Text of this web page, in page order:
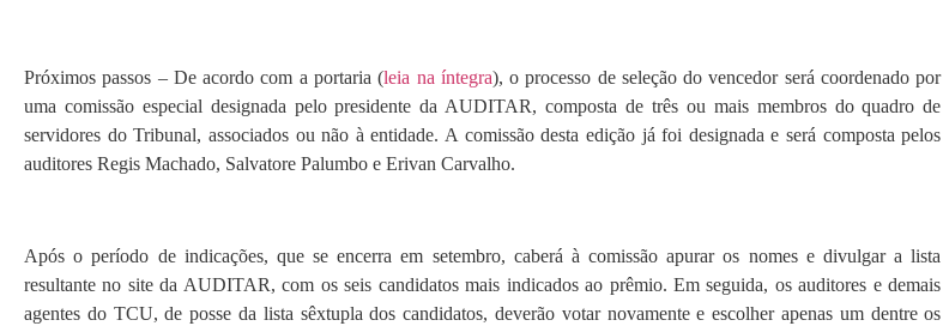
Próximos passos – De acordo com a portaria (leia na íntegra), o processo de seleção do vencedor será coordenado por
uma comissão especial designada pelo presidente da AUDITAR, composta de três ou mais membros do quadro de
servidores do Tribunal, associados ou não à entidade. A comissão desta edição já foi designada e será composta pelos
auditores Regis Machado, Salvatore Palumbo e Erivan Carvalho.
Após o período de indicações, que se encerra em setembro, caberá à comissão apurar os nomes e divulgar a lista
resultante no site da AUDITAR, com os seis candidatos mais indicados ao prêmio. Em seguida, os auditores e demais
agentes do TCU, de posse da lista sêxtupla dos candidatos, deverão votar novamente e escolher apenas um dentre os